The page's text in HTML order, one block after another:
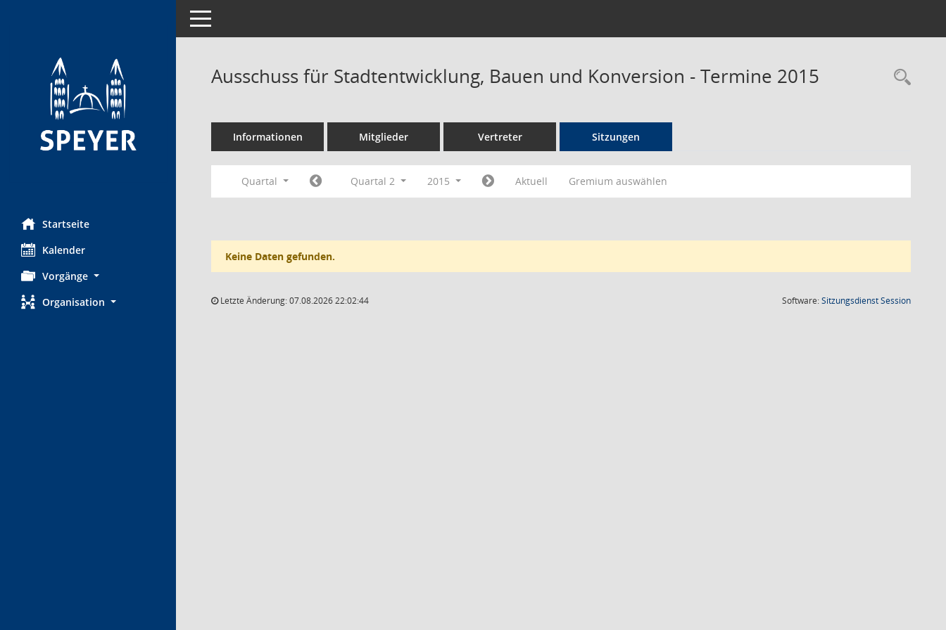
Startseite
Kalender
Vorgänge
Organisation
Toggle navigation
Ausschuss für Stadtentwicklung, Bauen und Konversion - Termine 2015
Informationen Mitglieder Vertreter Sitzungen
Quartal Quartal 2 2015 Aktuell Gremium auswählen
Keine Daten gefunden.
Letzte Änderung: 07.08.2026 22:02:44 Software:SitzungsdienstSession(Wird in